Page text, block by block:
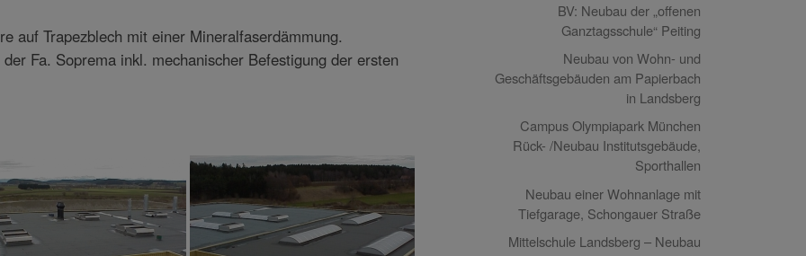
auf Trapezblech mit einer Mineralfaserdämmung.
Fa. Soprema inkl. mechanischer Befestigung der ersten
BV: Neubau der „offenen
Ganztagsschule“ Peiting
Neubau von Wohn- und
Geschäftsgebäuden am Papierbach
in Landsberg
Campus Olympiapark München
Rück- /Neubau Institutsgebäude,
Sporthallen
Neubau einer Wohnanlage mit
Tiefgarage, Schongauer Straße
Mittelschule Landsberg – Neubau